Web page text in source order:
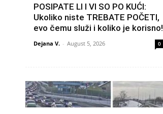
POSIPATE LI I VI SO PO KUĆI:
Ukoliko niste TREBATE POČETI,
evo čemu služi i koliko je korisno!
Dejana V. - August 5, 2026 0